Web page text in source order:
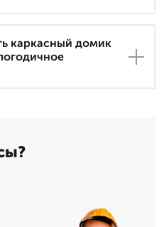
каркасный домик